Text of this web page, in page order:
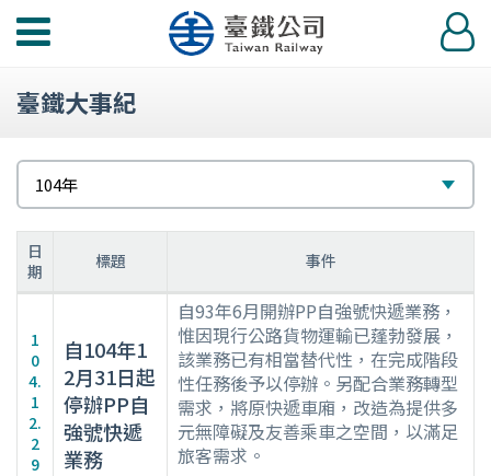
功
選
登
入
臺鐵大事紀
選
擇
104年
事
日
期
標題 事件
1
0
4.
1
2.
2
9
自104年1
2月31日起
停辦PP自
強號快遞
業務
自93年6月開辦PP自強號快遞業務，
惟因現行公路貨物運輸已蓬勃發展，
該業務已有相當替代性，在完成階段
性任務後予以停辦。另配合業務轉型
需求，將原快遞車廂，改造為提供多
元無障礙及友善乘車之空間，以滿足
旅客需求。